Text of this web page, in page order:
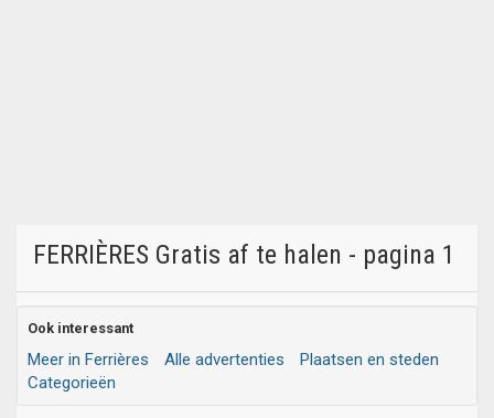
FERRIÈRES Gratis af te halen - pagina 1
Ook interessant
Meer in Ferrières Alle advertenties
Plaatsen en steden
Categorieën